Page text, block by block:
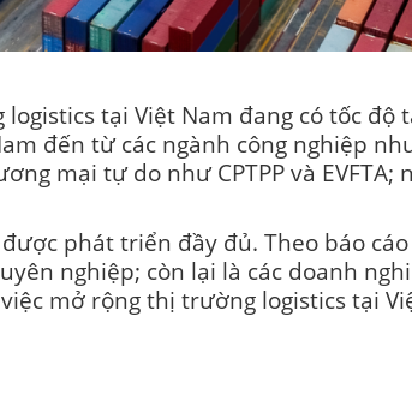
tại Việt Nam đang có tốc
đến từ các ngành công nghiệp
mại tự do như CPTPP và EVFTA;
phát triển đầy đủ. Theo báo
nghiệp; còn lại là các doanh
mở rộng thị trường logistics tại